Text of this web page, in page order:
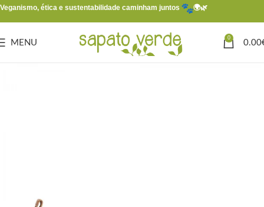
Veganismo, ética e sustentabilidade caminham juntos 🌍🌿
MENU
0
0.00